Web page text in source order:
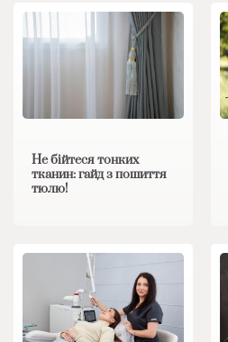
Не бійтеся тонких
тканин: гайд з пошиття
тюлю!